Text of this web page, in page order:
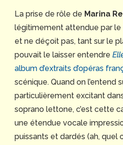
La prise de rôle de Marina
légitimement attendue par le
et ne déçoit pas, tant sur le
pouvait le laisser entendre
album d’extraits d’opéras
scénique. Quand on l’entend
particulièrement excitant
soprano lettone, c’est cette
une étendue vocale
puissants et dardés (ah, quel